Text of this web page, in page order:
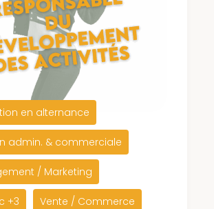
en alternance
admin. & commerciale
/ Marketing
+3 Vente / Commerce